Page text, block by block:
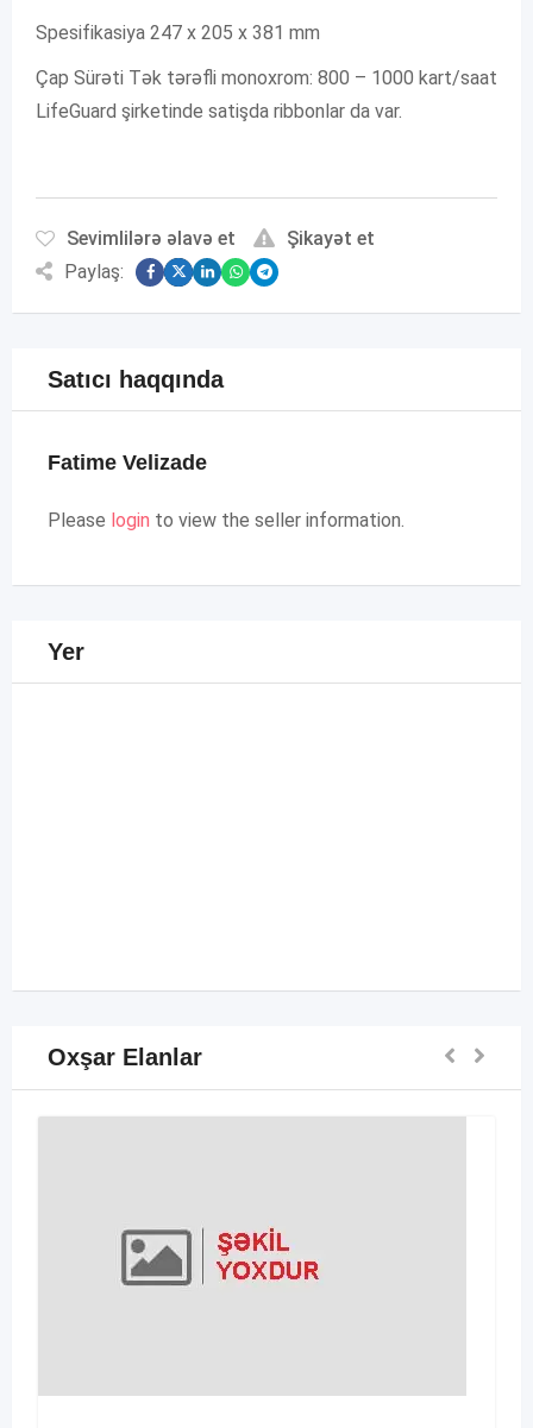
Spesifikasiya 247 x 205 x 381 mm
Çap Sürəti Tək tərəfli monoxrom: 800 – 1000 kart/saat
LifeGuard şirketinde satişda ribbonlar da var.
Sevimlilərə əlavə et
Şikayət et
Paylaş:
Satıcı haqqında
Fatime Velizade
Please login to view the seller information.
Yer
Oxşar Elanlar